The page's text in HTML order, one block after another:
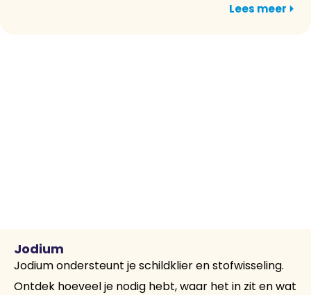
Lees meer
Jodium
Jodium ondersteunt je schildklier en stofwisseling.
Ontdek hoeveel je nodig hebt, waar het in zit en wat